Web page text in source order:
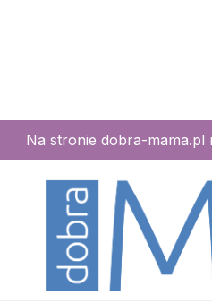
Na stronie dobra-